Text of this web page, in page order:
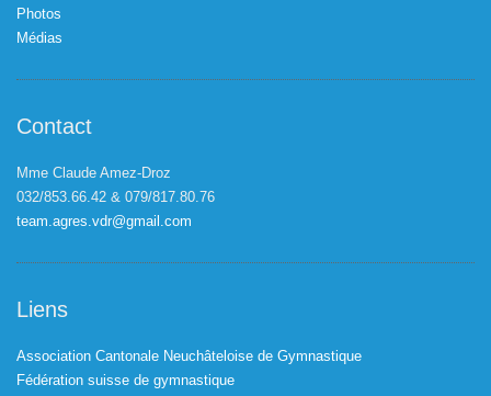
Photos
Médias
Contact
Mme Claude Amez-Droz
032/853.66.42 & 079/817.80.76
team.agres.vdr@gmail.com
Liens
Association Cantonale Neuchâteloise de Gymnastique
Fédération suisse de gymnastique